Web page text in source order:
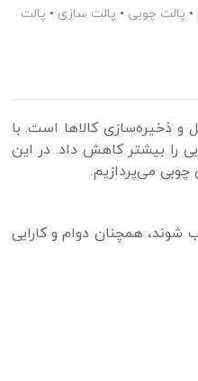
• پالت چوبی • پالت سازی • پالت
و ذخیره‌سازی کالاها است. با
را بیشتر کاهش داد. در این
می‌پردازیم.
شوند، همچنان دوام و کارایی